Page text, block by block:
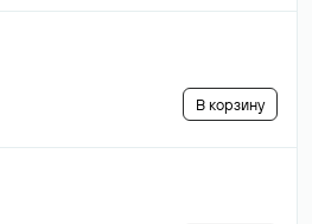
В корзину